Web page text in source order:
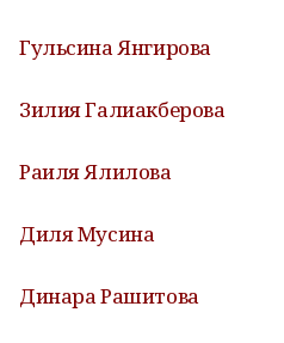
Гульсина Янгирова
Зилия Галиакберова
Раиля Ялилова
Диля Мусина
Динара Рашитова